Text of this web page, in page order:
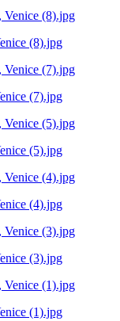
(8).jpg
(7).jpg
(5).jpg
(4).jpg
(3).jpg
(1).jpg